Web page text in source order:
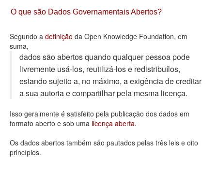
Dados Governamentais Abertos
Planejamento
Catálogo de dados
Processo Legislativo
Deputados Estaduais
Administração
Legislação
Agenda
O que são Dados Governamentais Abertos?
Segundo a definição da Open Knowledge Foundation, em
suma,
dados são abertos quando qualquer pessoa pode
livremente usá-los, reutilizá-los e redistribuí­los,
estando sujeito a, no máximo, a exigência de creditar
a sua autoria e compartilhar pela mesma licença.
Isso geralmente é satisfeito pela publicação dos dados em
formato aberto e sob uma licença aberta.
Os dados abertos também são pautados pelas três leis e oito
princípios.